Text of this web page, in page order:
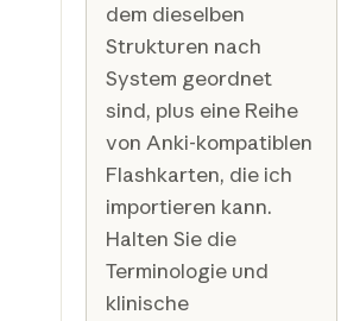
dem dieselben
Strukturen nach
System geordnet
sind, plus eine Reihe
von Anki-kompatiblen
Flashkarten, die ich
importieren kann.
Halten Sie die
Terminologie und
klinische